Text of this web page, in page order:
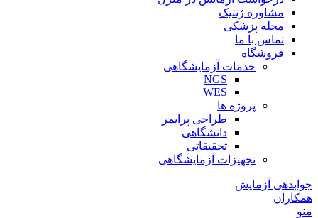
مشاوره ژنتیک
مجله پزشکی
تماس با ما
فروشگاه
خدمات آزمایشگاهی
NGS
WES
پروژه ها
طراحی پرایمر
دانشگاهی
تحقیقاتی
تجهیزات آزمایشگاهی
جوابدهی آزمایش
همکاران
منو